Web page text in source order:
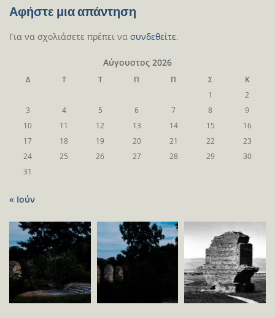
Αφήστε μια απάντηση
Για να σχολιάσετε πρέπει να συνδεθείτε.
Αύγουστος 2026
Δ Τ Τ Π Π Σ
Κ
1
2
3
4 5 6 7 8
9
10
11 12 13 14 15
16
17
18 19 20 21 22
23
24
25 26 27 28 29
30
31
« Ιούν